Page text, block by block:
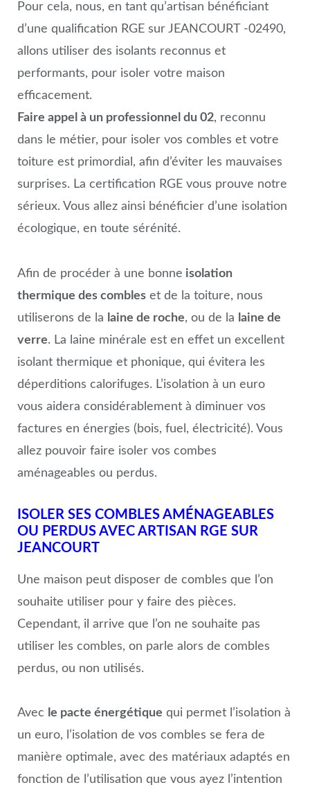
Pour cela, nous, en tant qu’artisan bénéficiant
d’une qualification RGE sur JEANCOURT -02490,
allons utiliser des isolants reconnus et
performants, pour isoler votre maison
efficacement.
Faire appel à un professionnel du 02, reconnu
dans le métier, pour isoler vos combles et votre
toiture est primordial, afin d’éviter les mauvaises
surprises. La certification RGE vous prouve notre
sérieux. Vous allez ainsi bénéficier d’une isolation
écologique, en toute sérénité.
Afin de procéder à une bonne isolation
thermique des combleset de la toiture, nous
utiliserons de la laine de roche, ou de la laine de
verre. La laine minérale est en effet un excellent
isolant thermique et phonique, qui évitera les
déperditions calorifuges. L’isolation à un euro
vous aidera considérablement à diminuer vos
factures en énergies (bois, fuel, électricité). Vous
allez pouvoir faire isoler vos combes
aménageables ou perdus.
ISOLER SES COMBLES AMÉNAGEABLES
OU PERDUS AVEC ARTISAN RGE SUR
JEANCOURT
Une maison peut disposer de combles que l’on
souhaite utiliser pour y faire des pièces.
Cependant, il arrive que l’on ne souhaite pas
utiliser les combles, on parle alors de combles
perdus, ou non utilisés.
Avec le pacte énergétique qui permet l’isolation à
un euro, l’isolation de vos combles se fera de
manière optimale, avec des matériaux adaptés en
fonction de l’utilisation que vous ayez l’intention